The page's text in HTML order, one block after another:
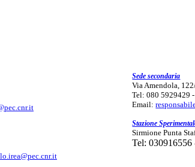
Sede secondaria
Via Amendola,
Tel: 080 5929429
Email:
Stazione
Sirmione Punta
Tel: